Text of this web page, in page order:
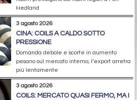
Hedland
3 agosto 2026
CINA: COILS A CALDO SOTTO
PRESSIONE
Domanda debole e scorte in aumento
pesano sul mercato interno; l’export arretra
più lentamente
3 agosto 2026
COILS: MERCATO QUASI FERMO, MA I